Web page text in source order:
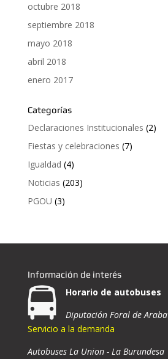
octubre 2018
septiembre 2018
mayo 2018
abril 2018
enero 2017
Categorías
Declaraciones Institucionales (2)
Fiestas y celebraciones (7)
Igualdad (4)
Noticias (203)
PGOU (3)
Información de interés
Horario de autobuses
Diputación Foral de Araba
Servicio a la demanda
Autobuses La Union - La Burundesa